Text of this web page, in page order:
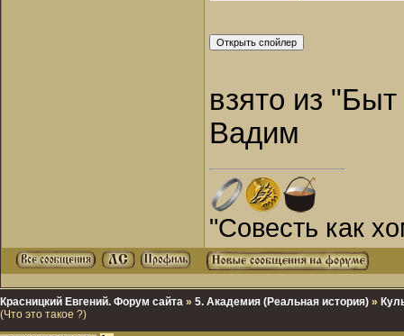
взято из
Вадим
"Совесть как
Красницкий Евгений. Форум сайта » 5. Академия (Реальная история) »
(Что это такое ?)